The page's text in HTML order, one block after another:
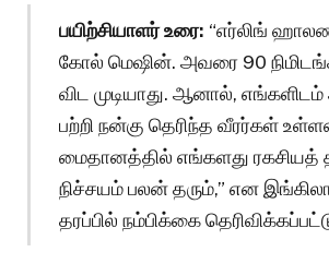
பயிற்சியாளர் உரை: “எர்லிங்
கோல் மெஷின். அவரை 90
விட முடியாது. ஆனால்,
பற்றி நன்கு தெரிந்த வீரர்கள்
மைதானத்தில் எங்களது ரகசியத்
நிச்சயம் பலன் தரும்,” என
தரப்பில் நம்பிக்கை